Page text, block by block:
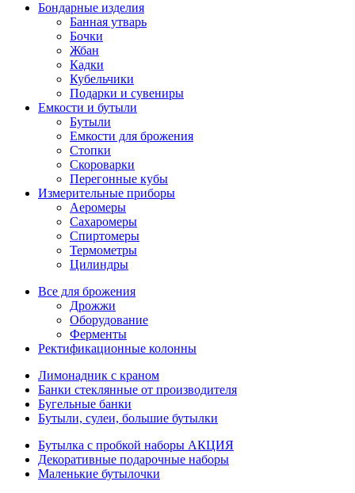
Бондарные изделия
Банная утварь
Бочки
Жбан
Кадки
Кубельчики
Подарки и сувениры
Емкости и бутыли
Бутыли
Емкости для брожения
Стопки
Скороварки
Перегонные кубы
Измерительные приборы
Аеромеры
Сахаромеры
Спиртомеры
Термометры
Цилиндры
Все для брожения
Дрожжи
Оборудование
Ферменты
Ректификационные колонны
Лимонадник с краном
Банки стеклянные от производителя
Бугельные банки
Бутыли, сулеи, большие бутылки
Бутылка с пробкой наборы АКЦИЯ
Декоративные подарочные наборы
Маленькие бутылочки